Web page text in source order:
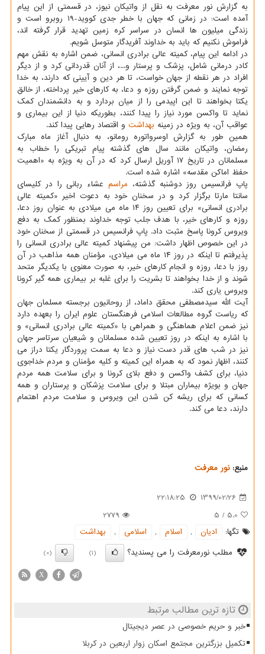
به گزارش نور معرفت به نقل از واتیکان نیوز، در قسمتی از این پیام
آمده است: در زمانی که جهان با خطر جدی کووید-۱۹ روبرو است و
زندگی میلیون ها انسان در سراسر کره زمین تهدید قرار گرفته اند،
فراموش نکنیم که باید به خداوند آفریدگار متوسل شویم.
در ادامه این پیام، کمیته عالی برادری انسانی، ضمن اشاره به نقش مهم
کادر درمانی شامل، پزشک و پرستار و...، از آنان قدردانی کرد و از دیگر
افراد در هر نقطه از جهان خواست، تا هر دین و آیینی که دارند، به خدا
توجه نمایند و ضمن گرفتن روزه و دعا، به کارهای خیر پرداخته، از خالق
یکتا بخواهند تا این اپیدمی را از میان بردارد و به دانشمندان کمک
نماید تا واکسن مورد نیاز را پیدا کنند، بطوریکه دنیا از این بیماری و
عواقب آن، به ویژه در زمینه بهداشت و اقتصاد رهایی پیدا کند.
همین طور به گزارش اوسرواتوره رومانو، به دنبال آغاز ماه مبارک
رمضان، واتیکان مانند سال های گذشته پیام تبریکی را خطاب به
مسلمانان در تاریخ ۱۷ آوریل ارسال کرد که در آن به ویژه به «اهمیت
حفظ اماکن مقدسه» اشاره شده است.
پاپ فرانسیس روز دوشنبه گذشته، مراسم عشاء ربانی را در کلیسای
سانتا مارتا برگزار کرد و در سخنان خود به دعوت اخیر «کمیته عالی
برادری انسانی» برای تعیین روز ۱۴ ماه می میلادی به عنوان روز دعا،
روزه و کارهای خیر، با هدف جلب توجه خداوند بمنظور کمک به دفع
ویروس کرونا پاسخ مثبت داد. پاپ فرانسیس در قسمتی از سخنان خود
در این خصوص اظهار داشت: من پیشنهاد کمیته عالی برادری انسانی را
پذیرفتم تا اینکه در روز ۱۴ ماه می میلادی، مؤمنان همه مذاهب در آن
روز با دعا، روزه و انجام کارهای خیر، به صورت معنوی با یکدیگر متحد
شوند و از خدا بخواهند تا بشریت را برای غلبه بر بیماری همه گیر کرونا
ویروس یاری کند.
آیت الله سیدمصطفی محقق داماد، از روحانیون برجسته مسلمان جهان
که ریاست گروه مطالعات اسلامی فرهنگستان علوم ایران را بعهده دارد
نیز ضمن اعلام هماهنگی و همراهی با «کمیته عالی برادری انسانی» و
با اشاره به اینکه در روز تعیین شده مسلمانان و شیعیان سرتاسر جهان
نیز در شب های قدر دست نیاز و دعا به سمت پروردگار یکتا دراز می
کنند، اظهار نمود که به همراه این کمیته و کلیه مؤمنان و مردم خداجوی
دنیا، برای کشف واکسن و دفع بلای کرونا و برای سلامت همه مردم
جهان و بویژه بیماران مبتلا و برای سلامت پزشکان و پرستاران و همه
کسانی که برای ریشه کن شدن این ویروس و سلامت مردم اهتمام
دارند، دعا می کند.
منبع:نور معرفت
1399/02/26
22:18:25
5.0
/
5
2779
تگها:
ادیان , اسلام , اسلامی ,
بهداشت
مطلب نورمعرفت را می پسندید؟
(1)
(0)
X
تازه ترین مطالب مرتبط
خبر و حریم خصوصی در عصر دیجیتال
تکمیل بزرگترین مجتمع اسکان زوار اربعین در کربلا